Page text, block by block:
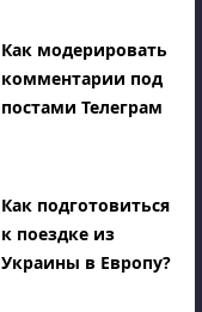
Как модерировать
комментарии под
постами Телеграм
Как подготовиться
к поездке из
Украины в Европу?